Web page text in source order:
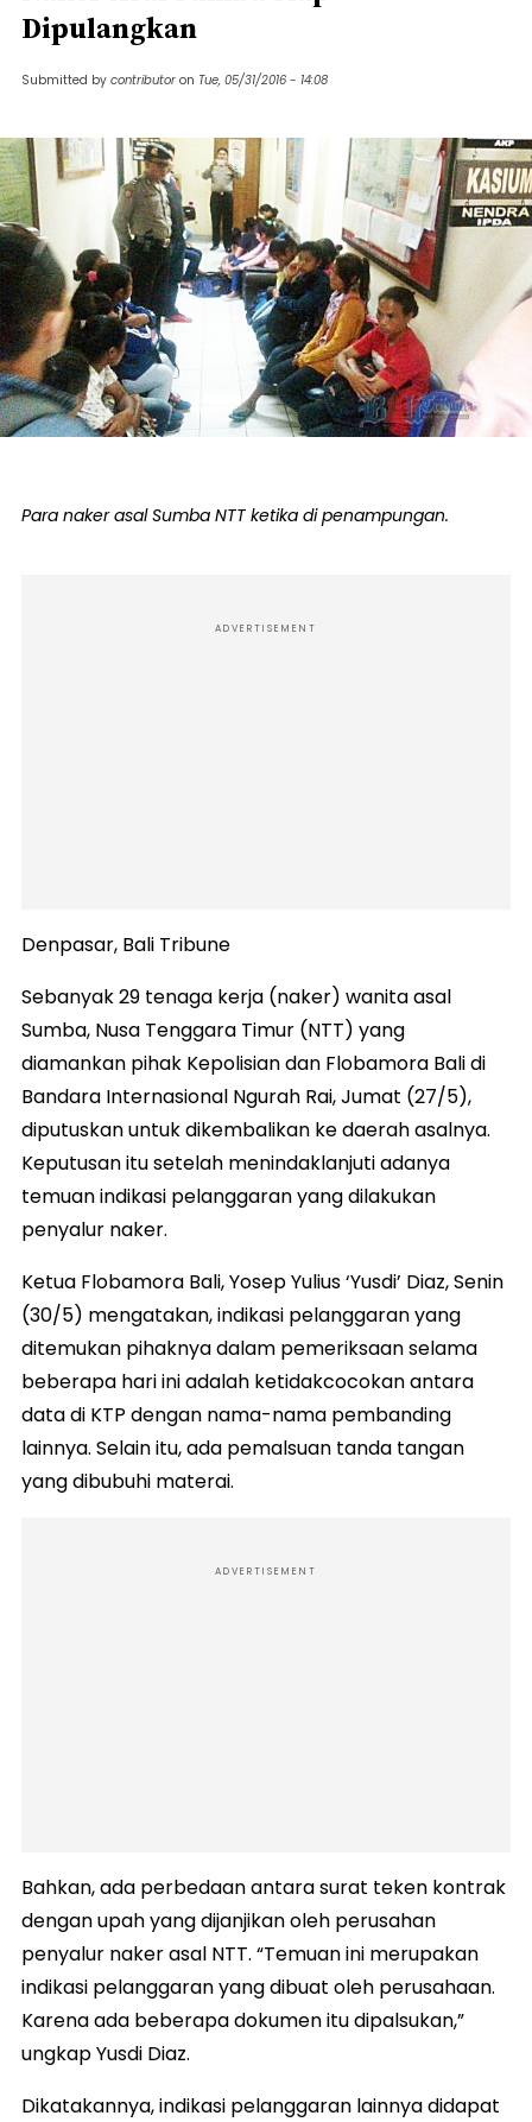
Dipulangkan
Submitted by contributor on Tue, 05/31/2016 - 14:08
Para naker asal Sumba NTT ketika di penampungan.
ADVERTISEMENT
Denpasar, Bali Tribune
Sebanyak 29 tenaga kerja (naker) wanita asal
Sumba, Nusa Tenggara Timur (NTT) yang
diamankan pihak Kepolisian dan Flobamora Bali di
Bandara Internasional Ngurah Rai, Jumat (27/5),
diputuskan untuk dikembalikan ke daerah asalnya.
Keputusan itu setelah menindaklanjuti adanya
temuan indikasi pelanggaran yang dilakukan
penyalur naker.
Ketua Flobamora Bali, Yosep Yulius ‘Yusdi’ Diaz, Senin
(30/5) mengatakan, indikasi pelanggaran yang
ditemukan pihaknya dalam pemeriksaan selama
beberapa hari ini adalah ketidakcocokan antara
data di KTP dengan nama-nama pembanding
lainnya. Selain itu, ada pemalsuan tanda tangan
yang dibubuhi materai.
ADVERTISEMENT
Bahkan, ada perbedaan antara surat teken kontrak
dengan upah yang dijanjikan oleh perusahan
penyalur naker asal NTT. “Temuan ini merupakan
indikasi pelanggaran yang dibuat oleh perusahaan.
Karena ada beberapa dokumen itu dipalsukan,”
ungkap Yusdi Diaz.
Dikatakannya, indikasi pelanggaran lainnya didapat